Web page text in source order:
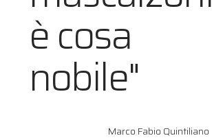
è cosa
nobile"
Marco Fabio Quintiliano